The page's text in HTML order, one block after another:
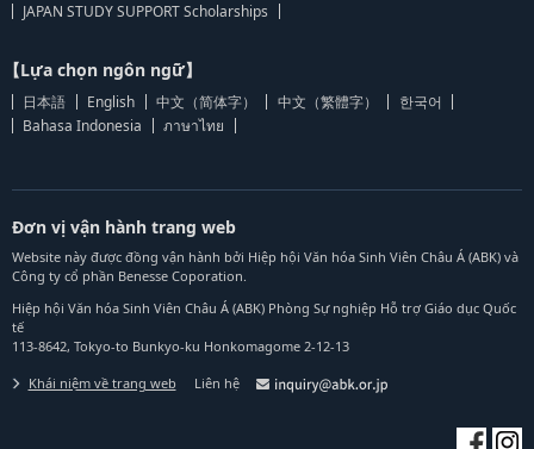
JAPAN STUDY SUPPORT Scholarships
【Lựa chọn ngôn ngữ】
日本語 English 中文（简体字） 中文（繁體字）
한국어
Bahasa Indonesia
ภาษาไทย
Đơn vị vận hành trang web
Website này được đồng vận hành bởi Hiệp hội Văn hóa Sinh Viên Châu Á (ABK) và
Công ty cổ phần Benesse Coporation.
Hiệp hội Văn hóa Sinh Viên Châu Á (ABK) Phòng Sự nghiệp Hỗ trợ Giáo dục Quốc
tế
113-8642, Tokyo-to Bunkyo-ku Honkomagome 2-12-13
Khái niệm về trang web Liên hệ